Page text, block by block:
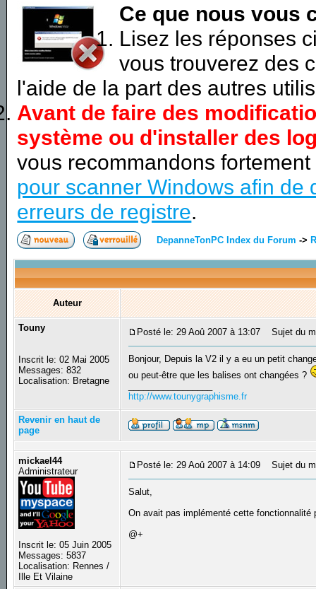
Ce que nous vous
Lisez les réponses
vous trouverez des
l'aide de la part des autres
Avant de faire des
système ou d'installer des
vous recommandons
pour scanner Windows afin de
erreurs de registre.
DepanneTonPC Index du Forum ->
Auteur
Touny
Inscrit le: 02 Mai 2005
Messages: 832
Localisation: Bretagne
Posté le: 29 Aoû 2007 à 13:07 Sujet du
Bonjour, Depuis la V2 il y a eu un petit
ou peut-être que les balises ont changées ?
http://www.tounygraphisme.fr
Revenir en haut de
page
mickael44
Administrateur
Inscrit le: 05 Juin 2005
Messages: 5837
Localisation: Rennes /
Ille Et Vilaine
Posté le: 29 Aoû 2007 à 14:09 Sujet du
Salut,
On avait pas implémenté cette
@+